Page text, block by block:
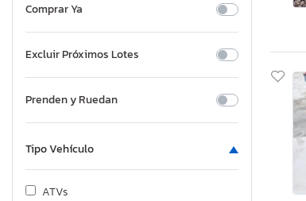
Comprar Ya
Excluir Próximos Lotes
Prenden y Ruedan
Tipo Vehículo
ATVs